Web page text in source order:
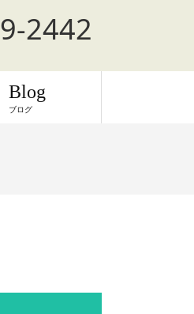
2442
Blog
ブログ